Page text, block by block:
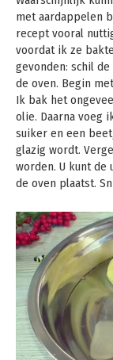
met aardappelen
recept vooral
voordat ik ze
gevonden: schil
de oven. Begin
Ik bak het
olie. Daarna voeg
suiker en een
glazig wordt.
worden. U kunt de
de oven plaatst.